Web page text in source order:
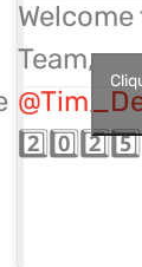
Team,
2️⃣0️⃣2️⃣5️⃣